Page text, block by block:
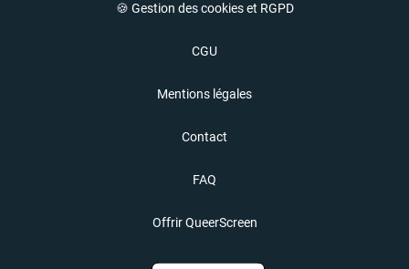
🍪 Gestion des cookies et RGPD
CGU
Mentions légales
Contact
FAQ
Offrir QueerScreen